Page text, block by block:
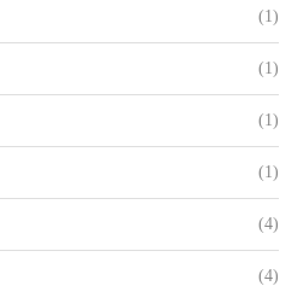
(1)
(1)
(1)
(1)
(4)
(4)